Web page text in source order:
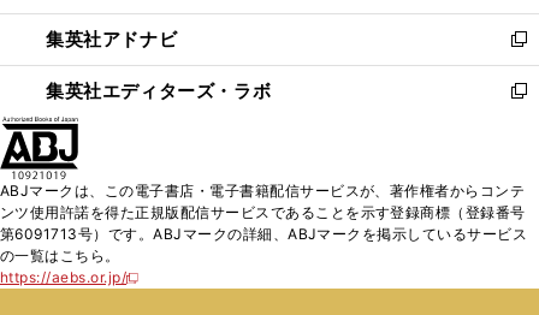
開
く
ウ
で
開
く
ン
ド
ウ
で
ウ
ィ
ン
ド
く
集英社アドナビ
新
し
い
ド
ウ
で
集英社エディターズ・ラボ
新
ィ
ン
ド
ABJマークは、この電子書店・電子書籍配信サービスが、著作権者からコンテ
ンツ使用許諾を得た正規版配信サービスであることを示す登録商標（登録番号
第6091713号）です。ABJマークの詳細、ABJマークを掲示しているサービス
の一覧はこちら。
https://aebs.or.jp/
新